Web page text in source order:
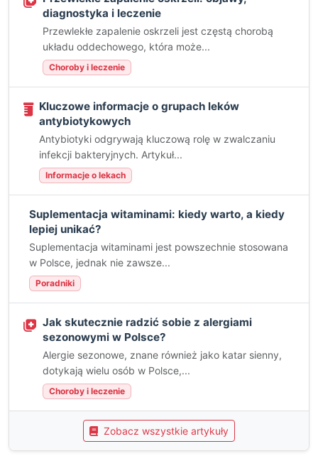
diagnostyka i leczenie
Przewlekłe zapalenie oskrzeli jest częstą chorobą
układu oddechowego, która może...
Choroby i leczenie
Kluczowe informacje o grupach leków
antybiotykowych
Antybiotyki odgrywają kluczową rolę w zwalczaniu
infekcji bakteryjnych. Artykuł...
Informacje o lekach
Suplementacja witaminami: kiedy warto, a kiedy
lepiej unikać?
Suplementacja witaminami jest powszechnie stosowana
w Polsce, jednak nie zawsze...
Poradniki
Jak skutecznie radzić sobie z alergiami
sezonowymi w Polsce?
Alergie sezonowe, znane również jako katar sienny,
dotykają wielu osób w Polsce,...
Choroby i leczenie
Zobacz wszystkie artykuły